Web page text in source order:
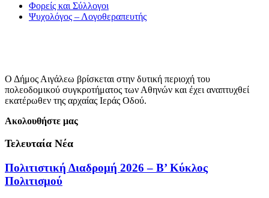
Φορείς και Σύλλογοι
Ψυχολόγος – Λογοθεραπευτής
Ο Δήμος Αιγάλεω βρίσκεται στην δυτική περιοχή του
πολεοδομικού συγκροτήματος των Αθηνών και έχει αναπτυχθεί
εκατέρωθεν της αρχαίας Ιεράς Οδού.
Ακολουθήστε μας
Τελευταία Νέα
Πολιτιστική Διαδρομή 2026 – Β’ Κύκλος
Πολιτισμού